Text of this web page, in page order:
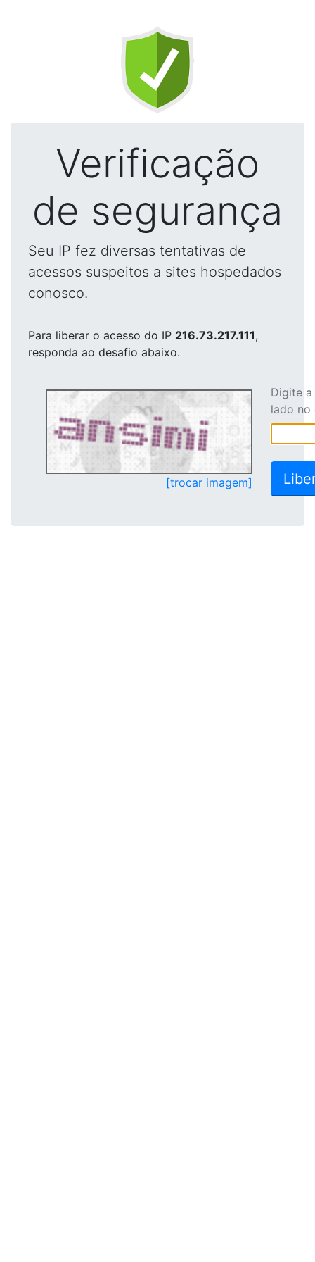
Verificação
de segurança
Seu IP fez diversas tentativas de
acessos suspeitos a sites hospedados
conosco.
Para liberar o acesso do IP 216.73.217.111,
responda ao desafio abaixo.
[trocar imagem]
Digite
lado no